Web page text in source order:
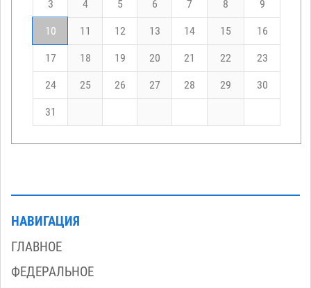
3 4 5 6 7 8 9
10 11 12 13 14 15 16
17 18 19 20 21 22 23
24 25 26 27 28 29 30
31
НАВИГАЦИЯ
ГЛАВНОЕ
ФЕДЕРАЛЬНОЕ